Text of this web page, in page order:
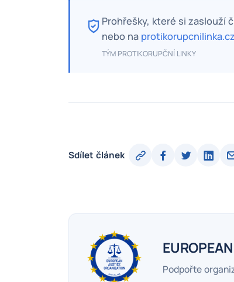
Prohřešky, které si zaslouží
nebo na protikorupcnilinka.cz
TÝM PROTIKORUPČNÍ LINKY
Sdílet článek
Podpořte